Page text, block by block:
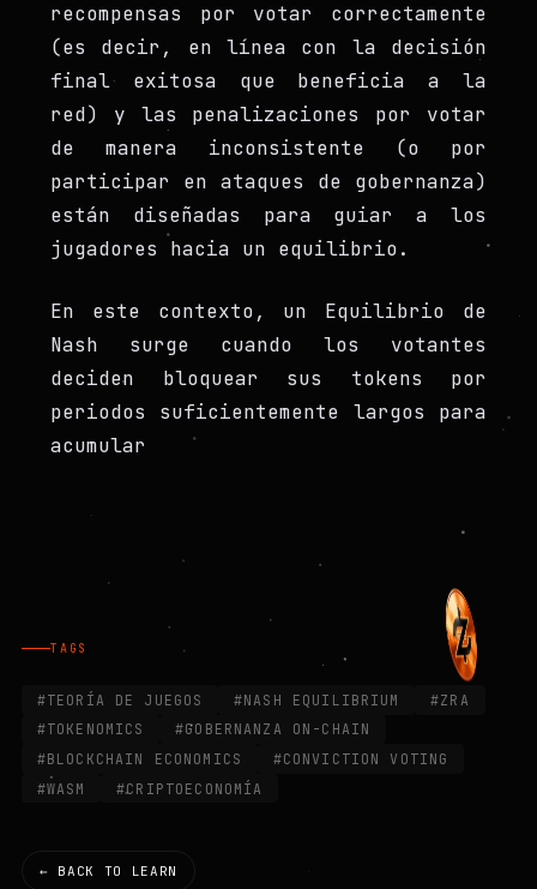
recompensas por votar correctamente
(es decir, en línea con la decisión
final exitosa que beneficia a la
red) y las penalizaciones por votar
de manera inconsistente (o por
participar en ataques de gobernanza)
están diseñadas para guiar a los
jugadores hacia un equilibrio.
En este contexto, un Equilibrio de
Nash surge cuando los votantes
deciden bloquear sus tokens por
periodos suficientemente largos para
acumular
TAGS
#TEORÍA DE JUEGOS #NASH EQUILIBRIUM
#ZRA
#TOKENOMICS
#GOBERNANZA ON-CHAIN
#BLOCKCHAIN ECONOMICS
#CONVICTION VOTING
#WASM
#CRIPTOECONOMÍA
← BACK TO LEARN